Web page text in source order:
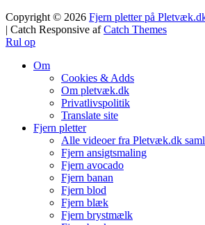
Copyright © 2026 Fjern pletter på
| Catch Responsive afCatch Themes
Rul op
Om
Cookies & Adds
Om pletvæk.dk
Privatlivspolitik
Translate site
Fjern pletter
Alle videoer fra Pletvæk.dk
Fjern ansigtsmaling
Fjern avocado
Fjern banan
Fjern blod
Fjern blæk
Fjern brystmælk